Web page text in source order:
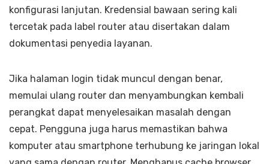
konfigurasi lanjutan. Kredensial bawaan sering kali
tercetak pada label router atau disertakan dalam
dokumentasi penyedia layanan.
Jika halaman login tidak muncul dengan benar,
memulai ulang router dan menyambungkan kembali
perangkat dapat menyelesaikan masalah dengan
cepat. Pengguna juga harus memastikan bahwa
komputer atau smartphone terhubung ke jaringan lokal